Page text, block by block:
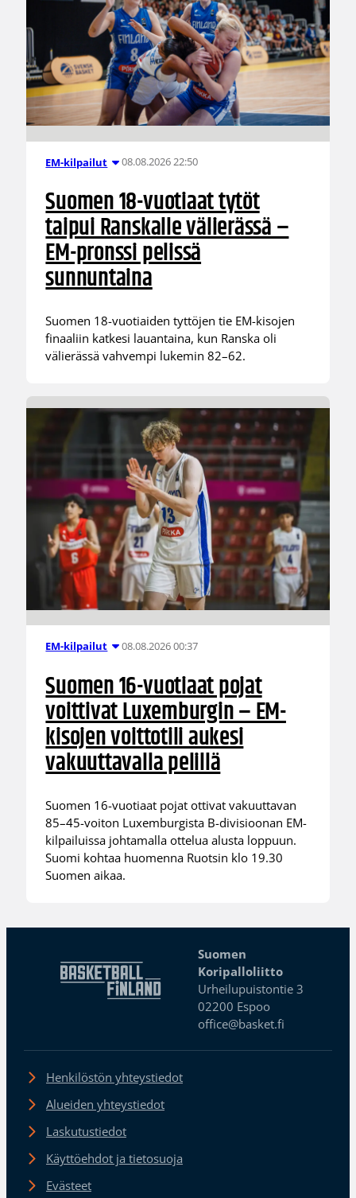
EM-kilpailut 08.08.2026 22:50
Suomen 18-vuotiaat tytöt
taipui Ranskalle välierässä –
EM-pronssi pelissä
sunnuntaina
Suomen 18-vuotiaiden tyttöjen tie EM-kisojen
finaaliin katkesi lauantaina, kun Ranska oli
välierässä vahvempi lukemin 82–62.
EM-kilpailut 08.08.2026 00:37
Suomen 16-vuotiaat pojat
voittivat Luxemburgin – EM-
kisojen voittotili aukesi
vakuuttavalla pelillä
Suomen 16-vuotiaat pojat ottivat vakuuttavan
85–45-voiton Luxemburgista B-divisioonan EM-
kilpailuissa johtamalla ottelua alusta loppuun.
Suomi kohtaa huomenna Ruotsin klo 19.30
Suomen aikaa.
Suomen
Koripalloliitto
Urheilupuistontie 3
02200 Espoo
office@basket.fi
Henkilöstön yhteystiedot
Alueiden yhteystiedot
Laskutustiedot
Käyttöehdot ja tietosuoja
Evästeet